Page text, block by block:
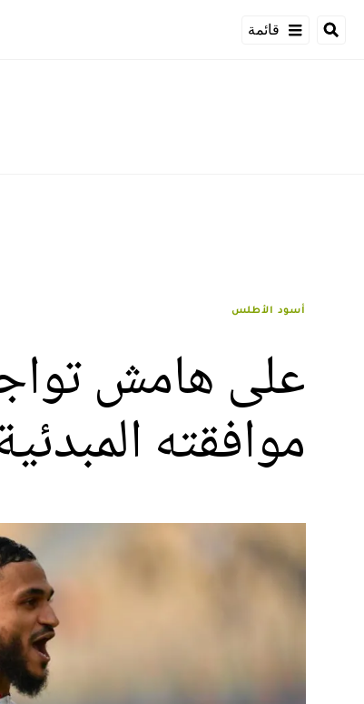
قائمة
أسود الأطلس
على هامش
موافقته